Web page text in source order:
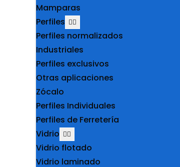
Mamparas
Perfiles
Perfiles normalizados
Industriales
Perfiles exclusivos
Otras aplicaciones
Zócalo
Perfiles Individuales
Perfiles de Ferretería
Vidrio
Vidrio flotado
Vidrio laminado